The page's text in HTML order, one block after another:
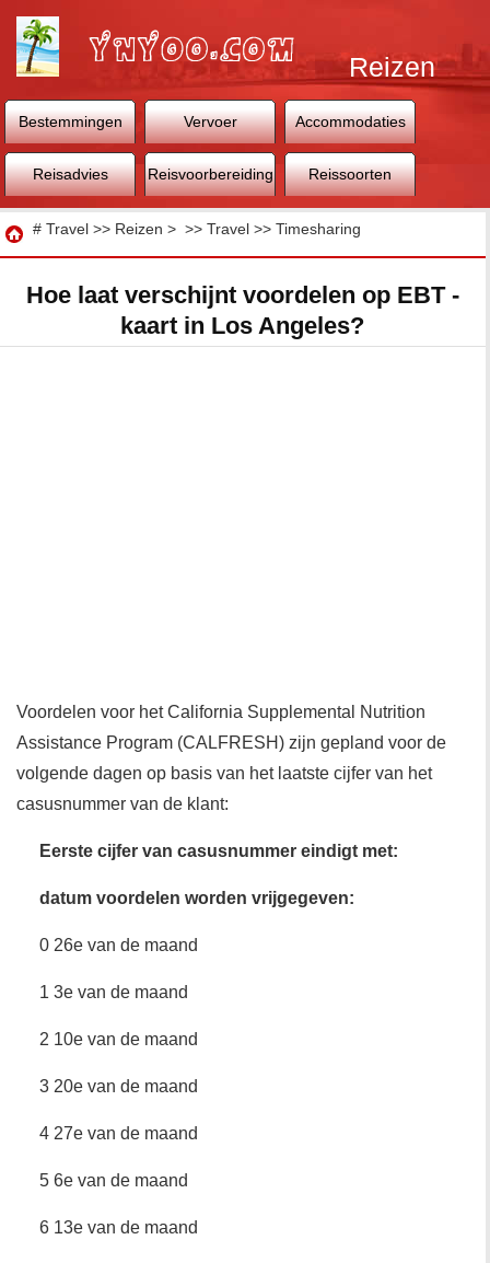
Reizen
Bestemmingen Vervoer Accommodaties
Reisadvies Reisvoorbereiding Reissoorten
Reizen
# Travel >> Reizen > >> Travel >> Timesharing
Hoe laat verschijnt voordelen op EBT -
kaart in Los Angeles?
Voordelen voor het California Supplemental Nutrition
Assistance Program (CALFRESH) zijn gepland voor de
volgende dagen op basis van het laatste cijfer van het
casusnummer van de klant:
Eerste cijfer van casusnummer eindigt met:
datum voordelen worden vrijgegeven:
0 26e van de maand
1 3e van de maand
2 10e van de maand
3 20e van de maand
4 27e van de maand
5 6e van de maand
6 13e van de maand